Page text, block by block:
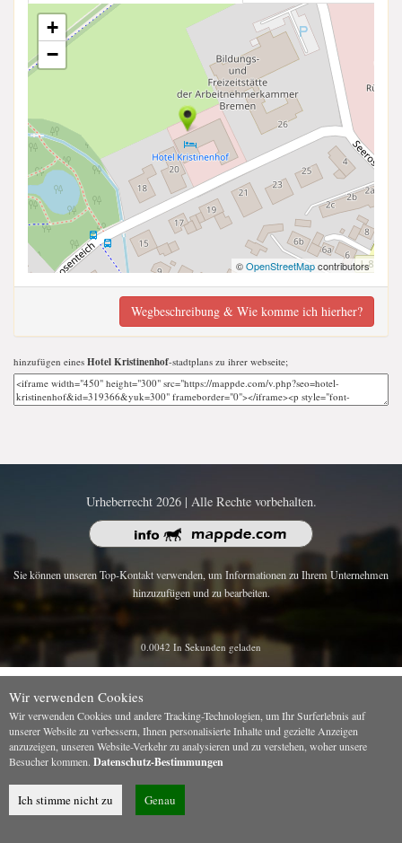
+
−
©OpenStreetMapcontributors
Wegbeschreibung & Wie komme ich hierher?
hinzufügen eines Hotel Kristinenhof-stadtplans zu ihrer webseite;
Urheberrecht 2026 | Alle Rechte vorbehalten.
Sie können unseren Top-Kontakt verwenden, um Informationen zu Ihrem Unternehmen
hinzuzufügen und zu bearbeiten.
0.0042 In Sekunden geladen
Wir verwenden Cookies
Wir verwenden Cookies und andere Tracking-Technologien, um Ihr Surferlebnis auf
unserer Website zu verbessern, Ihnen personalisierte Inhalte und gezielte Anzeigen
anzuzeigen, unseren Website-Verkehr zu analysieren und zu verstehen, woher unsere
Besucher kommen. Datenschutz-Bestimmungen
Ich stimme nicht zu Genau